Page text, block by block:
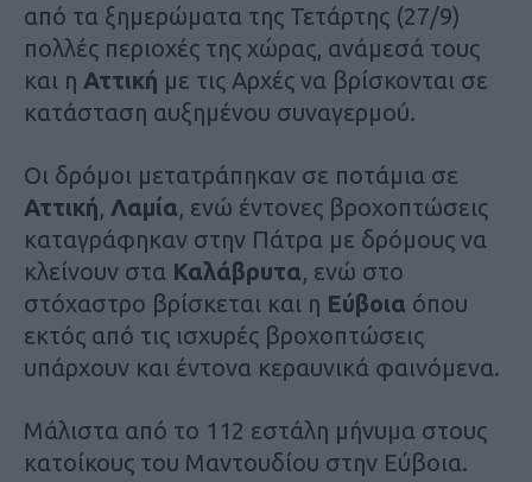
από τα ξημερώματα της Τετάρτης (27/9)
πολλές περιοχές της χώρας, ανάμεσά τους
και η Αττική με τις Αρχές να βρίσκονται σε
κατάσταση αυξημένου συναγερμού.
Oι δρόμοι μετατράπηκαν σε ποτάμια σε
Αττική, Λαμία, ενώ έντονες βροχοπτώσεις
καταγράφηκαν στην Πάτρα με δρόμους να
κλείνουν στα Καλάβρυτα, ενώ στο
στόχαστρο βρίσκεται και η Εύβοια όπου
εκτός από τις ισχυρές βροχοπτώσεις
υπάρχουν και έντονα κεραυνικά φαινόμενα.
Μάλιστα από το 112 εστάλη μήνυμα στους
κατοίκους του Μαντουδίου στην Εύβοια.